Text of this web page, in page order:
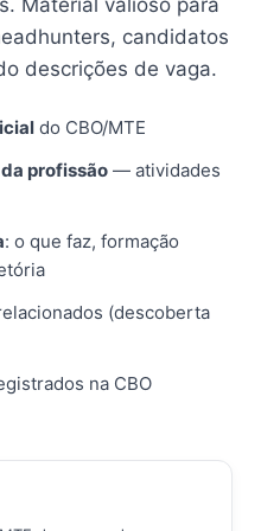
Material valioso para
candidatos
descrições de vaga.
do CBO/MTE
profissão — atividades
: o que faz, formação
(descoberta
na CBO